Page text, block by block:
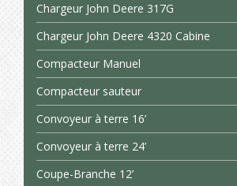
Chargeur John Deere 317G
Chargeur John Deere 4320 Cabine
Compacteur Manuel
Compacteur sauteur
Convoyeur à terre 16’
Convoyeur à terre 24’
Coupe-Branche 12’